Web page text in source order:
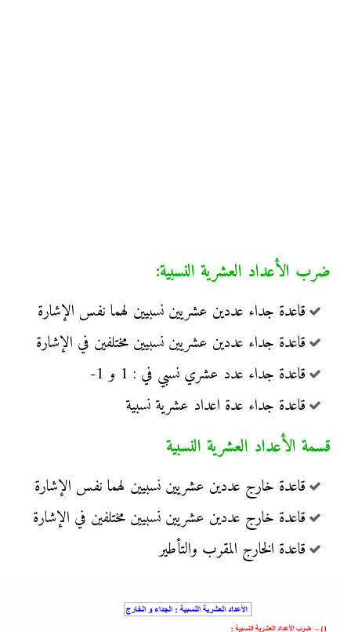
ضرب الأعداد العشرية النسبية:
قاعدة جداء عددين عشريين نسبيين لهما نفس الإشارة
قاعدة جداء عددين عشريين نسبيين مختلفين في الإشارة
قاعدة جداء عدد عشري نسبي في : 1 و 1-
قاعدة جداء عدة اعداد عشرية نسبية
قسمة الأعداد العشرية النسبية
قاعدة خارج عددين عشريين نسبيين لهما نفس الإشارة
قاعدة خارج عددين عشريين نسبيين مختلفين في الإشارة
قاعدة الخارج المقرب والتأطير